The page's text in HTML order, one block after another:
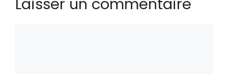
Laisser un commentaire